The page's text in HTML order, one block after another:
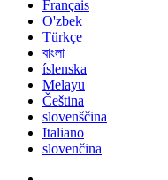
Français
O'zbek
Türkçe
বাংলা
íslenska
Melayu
Čeština
slovenščina
Italiano
slovenčina